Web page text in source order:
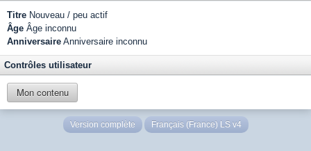
Titre Nouveau / peu actif
Âge Âge inconnu
Anniversaire Anniversaire inconnu
Contrôles utilisateur
Mon contenu
Version complète Français (France) LS v4